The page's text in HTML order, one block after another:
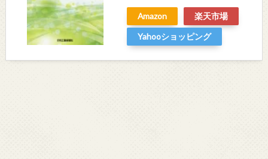
Amazon
楽天市場
Yahooショッピング